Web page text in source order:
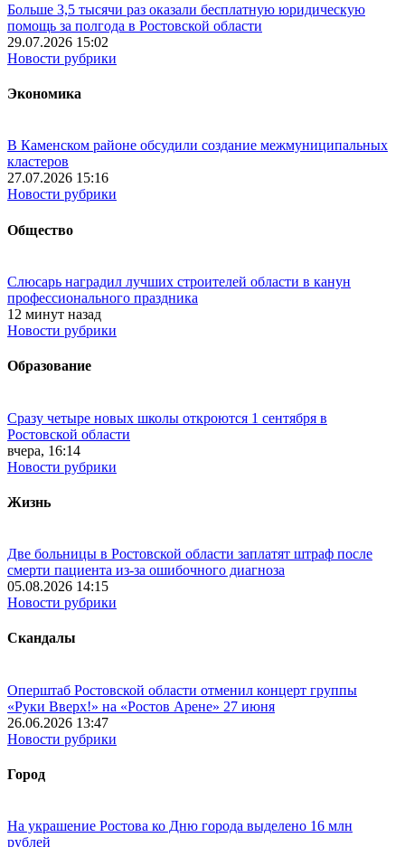
Больше 3,5 тысячи раз оказали бесплатную юридическую
помощь за полгода в Ростовской области
29.07.2026 15:02
Новости рубрики
Экономика
В Каменском районе обсудили создание межмуниципальных
кластеров
27.07.2026 15:16
Новости рубрики
Общество
Слюсарь наградил лучших строителей области в канун
профессионального праздника
12 минут назад
Новости рубрики
Образование
Сразу четыре новых школы откроются 1 сентября в
Ростовской области
вчера, 16:14
Новости рубрики
Жизнь
Две больницы в Ростовской области заплатят штраф после
смерти пациента из-за ошибочного диагноза
05.08.2026 14:15
Новости рубрики
Скандалы
Оперштаб Ростовской области отменил концерт группы
«Руки Вверх!» на «Ростов Арене» 27 июня
26.06.2026 13:47
Новости рубрики
Город
На украшение Ростова ко Дню города выделено 16 млн
рублей